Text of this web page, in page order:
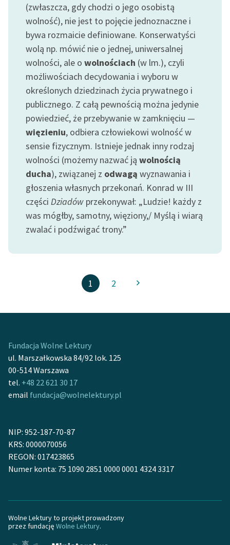
(zwłaszcza, gdy chodzi o jego osobistą
wolność), nie jest to pojęcie jednoznaczne i
bywa rozmaicie definiowane. Konserwatyści
wolą np. mówić nie o jednej, uniwersalnej
wolności, ale o wolnościach (w lm.), czyli
możliwościach decydowania i wyboru w
określonych dziedzinach życia prywatnego i
publicznego. Z całą pewnością można jedynie
powiedzieć, że przebywanie w zamknięciu —
więzieniu, odbiera człowiekowi wolność w
sensie fizycznym. Istnieje jednak inny rodzaj
wolności (możemy nazwać ją wolnością
ducha), związanej z odwagą wyznawania i
głoszenia własnych przekonań. Konrad w III
części Dziadów przekonywał: „Ludzie! każdy z
was mógłby, samotny, więziony,/ Myślą i wiarą
zwalać i podźwigać trony.”
1 2
Fundacja Wolne Lektury
ul. Marszałkowska 84/92 lok. 125
00-514 Warszawa
tel. +48 22 621 30 17
email fundacja@wolnelektury.pl
NIP: 952-187-70-87
KRS: 0000070056
REGON: 017423865
Numer konta: 75 1090 2851 0000 0001 4324 3317
Wolne Lektury to projekt prowadzony
przez fundację Wolne Lektury.